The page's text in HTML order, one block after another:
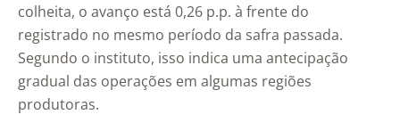
colheita, o avanço está 0,26 p.p. à frente do
registrado no mesmo período da safra passada.
Segundo o instituto, isso indica uma antecipação
gradual das operações em algumas regiões
produtoras.